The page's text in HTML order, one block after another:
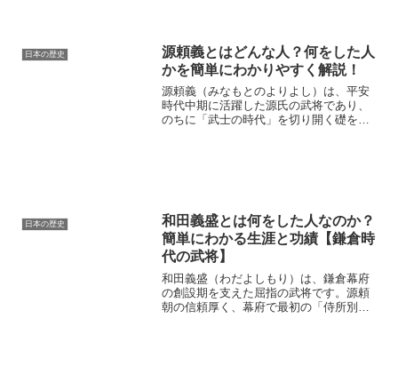
日本の歴史
源頼義とはどんな人？何をした人
かを簡単にわかりやすく解説！
源頼義（みなもとのよりよし）は、平安
時代中期に活躍した源氏の武将であり、
のちに「武士の時代」を切り開く礎を築
日本の歴史
和田義盛とは何をした人なのか？
簡単にわかる生涯と功績【鎌倉時
代の武将】
和田義盛（わだよしもり）は、鎌倉幕府
の創設期を支えた屈指の武将です。源頼
朝の信頼厚く、幕府で最初の「侍所別当